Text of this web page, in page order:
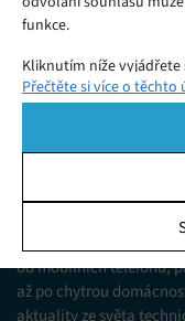
funkce.
Kliknutím níže
podrobnější rozhodnutí.
pomocí přepínačů v
Spravovat souhlas ve
Ukládání a/nebo
publiku
různých zdrojů.
Přečtěte si více o těchto
Jsme web zajímající se
od mobilních telefonů,
až po chytrou
aktuality ze světa